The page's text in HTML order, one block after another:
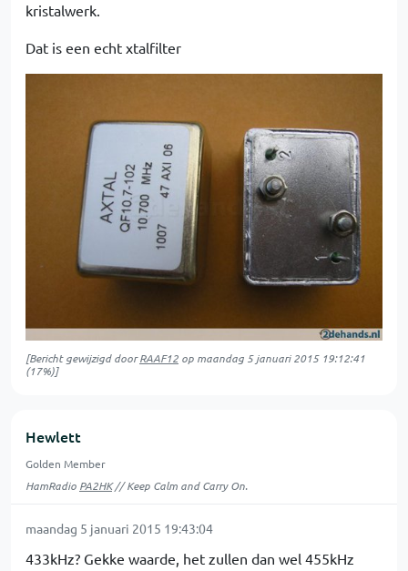
kristalwerk.
Dat is een echt xtalfilter
[Bericht gewijzigd doorRAAF12 op maandag 5 januari 2015 19:12:41
(17%)]
Hewlett
Golden Member
HamRadio PA2HK// Keep Calm and Carry On.
maandag 5 januari 2015 19:43:04
433kHz? Gekke waarde, het zullen dan wel 455kHz